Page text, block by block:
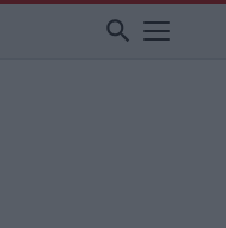
search